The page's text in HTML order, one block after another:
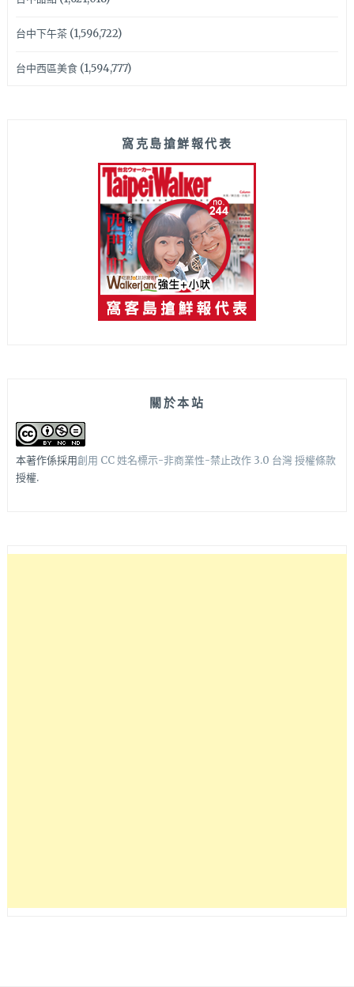
台中下午茶(1,596,722)
台中西區美食(1,594,777)
窩克島搶鮮報代表
關於本站
本著作係採用創用 CC 姓名標示-非商業性-禁止改作 3.0 台灣 授權條款
授權.